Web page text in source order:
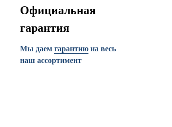
Официальная
гарантия
Мы даем гарантию на весь
наш ассортимент